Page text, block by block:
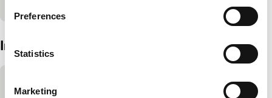
Preferences
Statistics
Marketing
Interview
Deze inhoud is beschikbaar na het accepteren